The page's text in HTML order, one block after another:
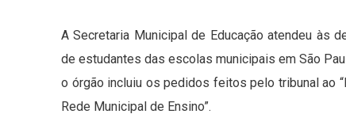
A Secretaria Municipal de Educação atendeu às
de estudantes das escolas municipais em São
o órgão incluiu os pedidos feitos pelo tribunal ao
Rede Municipal de Ensino”.